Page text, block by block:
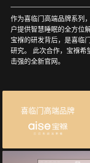
作为喜临门高端品牌系列
户提供智慧睡眠的全方位
宝褓的研发背后，是喜临
研究。 此次合作，宝褓希
击强的全新官网。
喜临门高端品牌